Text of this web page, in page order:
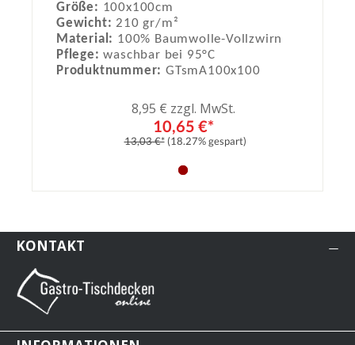
Größe: 100x100cm
Gewicht:210 gr/m²
Material: 100% Baumwolle-Vollzwirn
Pflege:waschbar bei 95°C
Produktnummer: GTsmA100x100
8,95 € zzgl. MwSt.
10,65 €*
13,03 €* (18.27% gespart)
KONTAKT